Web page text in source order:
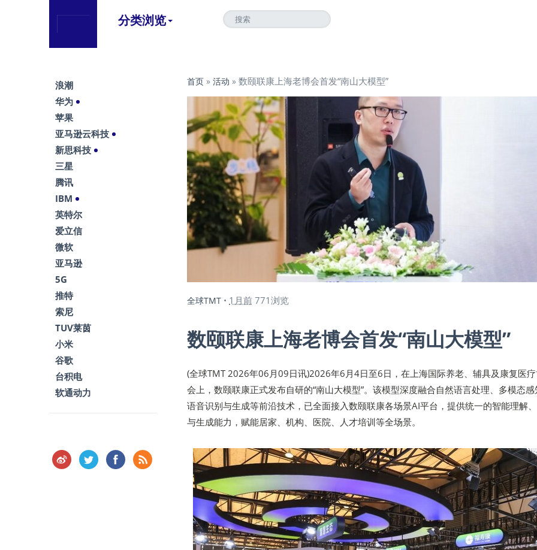
分类浏览
首页 » 活动 » 数颐联康上海老博会首发“南山大模型”
全球TMT • 1月前 771浏览
数颐联康上海老博会首发“南山大模型”
(全球TMT 2026年06月09日讯)2026年6月4日至6日，在上海国际养老、辅具及康复医
会上，数颐联康正式发布自研的“南山大模型”。该模型深度融合自然语言处理、多模态
语音识别与生成等前沿技术，已全面接入数颐联康各场景AI平台，提供统一的智能理解
与生成能力，赋能居家、机构、医院、人才培训等全场景。
浪潮
华为
苹果
亚马逊云科技
新思科技
三星
腾讯
IBM
英特尔
爱立信
微软
亚马逊
5G
推特
索尼
TUV莱茵
小米
谷歌
台积电
软通动力